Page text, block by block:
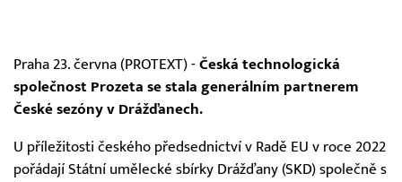
Praha 23. června (PROTEXT) - Česká technologická
společnost Prozeta se stala generálním partnerem
České sezóny v Drážďanech.
U příležitosti českého předsednictví v Radě EU v roce 2022
pořádají Státní umělecké sbírky Drážďany (SKD) společně s